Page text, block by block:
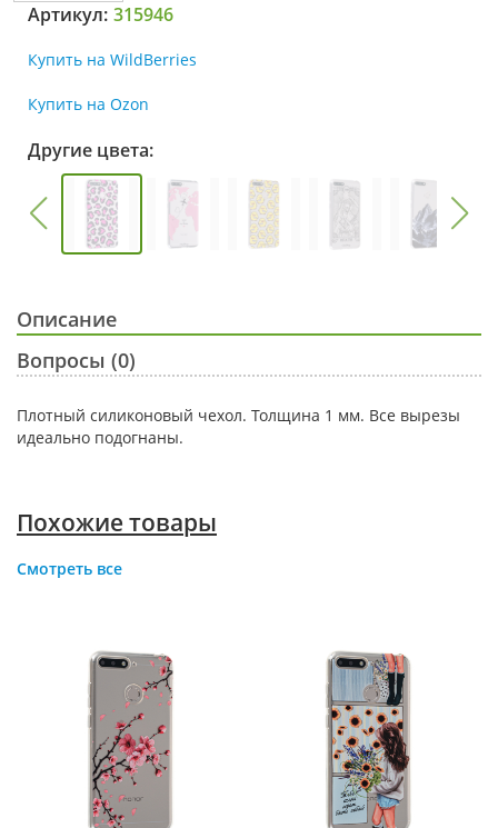
Артикул: 315946
Купить на WildBerries
Купить на Ozon
Другие цвета:
Описание
Вопросы (0)
Плотный силиконовый чехол. Толщина 1 мм. Все вырезы
идеально подогнаны.
Похожие товары
Смотреть все